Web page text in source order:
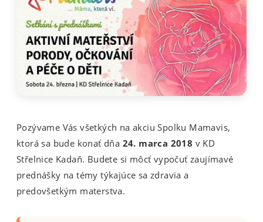
Pozývame Vás všetkých na akciu Spolku Mamavis,
ktorá sa bude konať dňa 24. marca 2018 v KD
Střelnice Kadaň. Budete si môcť vypočuť zaujímavé
prednášky na témy týkajúce sa zdravia a
predovšetkým materstva.